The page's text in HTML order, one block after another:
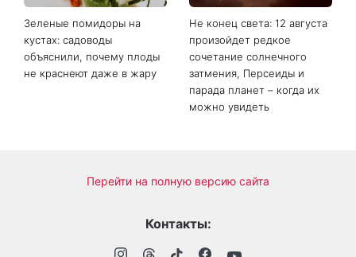
Зеленые помидоры на
кустах: садоводы
объяснили, почему плоды
не краснеют даже в жару
Не конец света: 12 августа
произойдет редкое
сочетание солнечного
затмения, Персеиды и
парада планет – когда их
можно увидеть
Перейти на полную версию сайта
Контакты: